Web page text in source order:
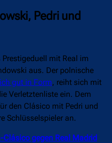
Pedri und
mit Real im
aus. Der polnische
gut in Form, reiht sich mit
Verletztenliste ein. Dem
den Clásico mit Pedri und
Schlüsselspieler an.
gegen Real Madrid